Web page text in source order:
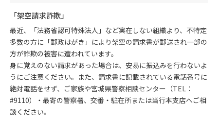
「架空請求詐欺」
最近、「法務省認可特殊法人」など実在しない組織より、不特定
多数の方に「郵政はがき」により架空の請求書が郵送され一部の
方が詐欺の被害に遭われています。
身に覚えのない請求があった場合は、安易に振込みを行わないよ
うにご注意ください。また、請求書に記載されている電話番号に
絶対電話をせず、ご家族や宮城県警察相談センター（TEL：
#9110）・最寄の警察署、交番・駐在所または当行本支店へご相
談ください。